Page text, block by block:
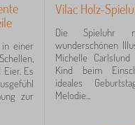
einer
Es
zur
Vilac Holz-
Die Spieluhr
wunderschönen
Michelle
Kind beim
ideales
Melodie...